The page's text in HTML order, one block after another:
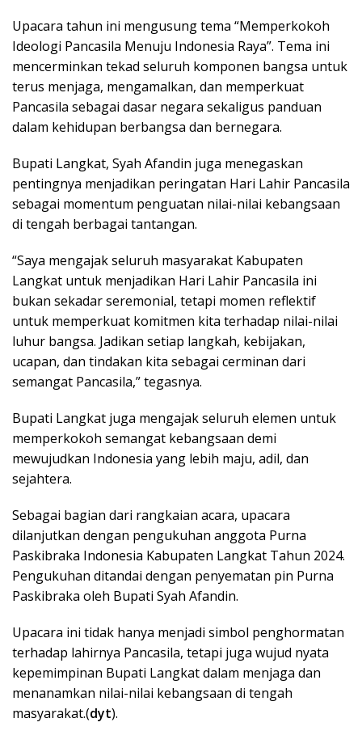
Upacara tahun ini mengusung tema “Memperkokoh
Ideologi Pancasila Menuju Indonesia Raya”. Tema ini
mencerminkan tekad seluruh komponen bangsa untuk
terus menjaga, mengamalkan, dan memperkuat
Pancasila sebagai dasar negara sekaligus panduan
dalam kehidupan berbangsa dan bernegara.
Bupati Langkat, Syah Afandin juga menegaskan
pentingnya menjadikan peringatan Hari Lahir Pancasila
sebagai momentum penguatan nilai-nilai kebangsaan
di tengah berbagai tantangan.
“Saya mengajak seluruh masyarakat Kabupaten
Langkat untuk menjadikan Hari Lahir Pancasila ini
bukan sekadar seremonial, tetapi momen reflektif
untuk memperkuat komitmen kita terhadap nilai-nilai
luhur bangsa. Jadikan setiap langkah, kebijakan,
ucapan, dan tindakan kita sebagai cerminan dari
semangat Pancasila,” tegasnya.
Bupati Langkat juga mengajak seluruh elemen untuk
memperkokoh semangat kebangsaan demi
mewujudkan Indonesia yang lebih maju, adil, dan
sejahtera.
Sebagai bagian dari rangkaian acara, upacara
dilanjutkan dengan pengukuhan anggota Purna
Paskibraka Indonesia Kabupaten Langkat Tahun 2024.
Pengukuhan ditandai dengan penyematan pin Purna
Paskibraka oleh Bupati Syah Afandin.
Upacara ini tidak hanya menjadi simbol penghormatan
terhadap lahirnya Pancasila, tetapi juga wujud nyata
kepemimpinan Bupati Langkat dalam menjaga dan
menanamkan nilai-nilai kebangsaan di tengah
masyarakat.(dyt).